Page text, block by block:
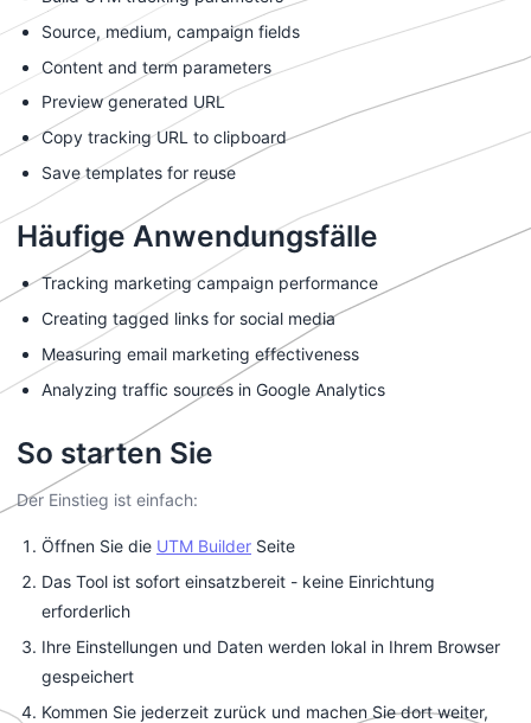
Source, medium, campaign fields
Content and term parameters
Preview generated URL
Copy tracking URL to clipboard
Save templates for reuse
Häufige Anwendungsfälle
Tracking marketing campaign performance
Creating tagged links for social media
Measuring email marketing effectiveness
Analyzing traffic sources in Google Analytics
So starten Sie
Der Einstieg ist einfach:
Öffnen Sie die UTM Builder Seite
Das Tool ist sofort einsatzbereit - keine Einrichtung
erforderlich
Ihre Einstellungen und Daten werden lokal in Ihrem Browser
gespeichert
Kommen Sie jederzeit zurück und machen Sie dort weiter,